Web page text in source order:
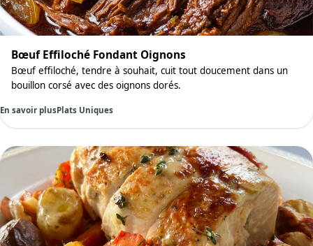
Bœuf Effiloché Fondant Oignons
Bœuf effiloché, tendre à souhait, cuit tout doucement dans un
bouillon corsé avec des oignons dorés.
En savoir plusPlats Uniques